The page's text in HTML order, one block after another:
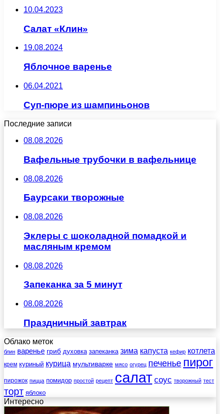
10.04.2023
Салат «Клин»
19.08.2024
Яблочное варенье
06.04.2021
Суп-пюре из шампиньонов
Последние записи
08.08.2026
Вафельные трубочки в вафельнице
08.08.2026
Баурсаки творожные
08.08.2026
Эклеры с шоколадной помадкой и
масляным кремом
08.08.2026
Запеканка за 5 минут
08.08.2026
Праздничный завтрак
Облако меток
блин варенье гриб духовка запеканка зима капуста кефир котлета
крем куриный курица мультиварке мясо огурец печенье пирог
пирожок пицца помидор простой рецепт салат соус творожный тест
торт яблоко
Интересно